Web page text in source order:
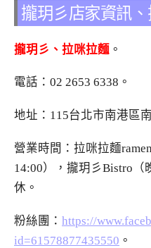
攏玥彡店家資訊
攏玥彡、拉咪拉麵 。
電話： 02 2653 6338 。
地址：115台北市南港區
營業時間：拉咪拉麵
14:00），攏玥彡Bistro（
休。
粉絲團： https://
id=61578877435550 。